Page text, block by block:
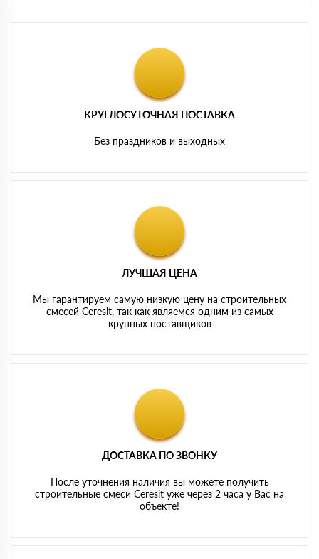
КРУГЛОСУТОЧНАЯ ПОСТАВКА
Без праздников и выходных
ЛУЧШАЯ ЦЕНА
Мы гарантируем самую низкую цену на строительных
смесей Ceresit, так как являемся одним из самых
крупных поставщиков
ДОСТАВКА ПО ЗВОНКУ
После уточнения наличия вы можете получить
строительные смеси Ceresit уже через 2 часа у Вас на
объекте!